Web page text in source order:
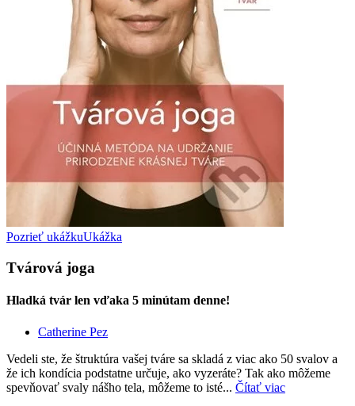
Pozrieť ukážkuUkážka
Tvárová joga
Hladká tvár len vďaka 5 minútam denne!
Catherine Pez
Vedeli ste, že štruktúra vašej tváre sa skladá z viac ako 50 svalov a
že ich kondícia podstatne určuje, ako vyzeráte? Tak ako môžeme
spevňovať svaly nášho tela, môžeme to isté... Čítať viac